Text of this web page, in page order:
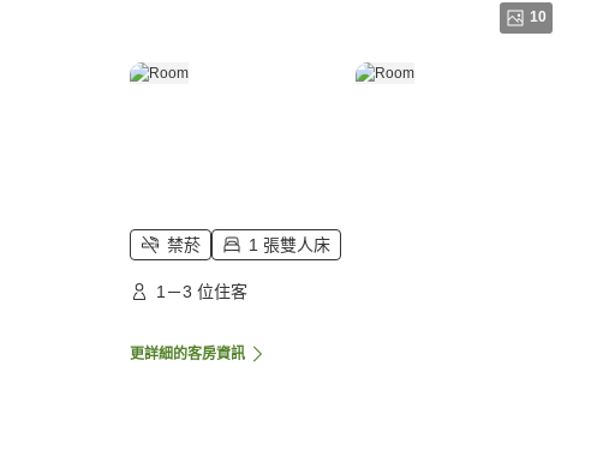
10
禁菸 1 張雙人床
1－3 位住客
更詳細的客房資訊